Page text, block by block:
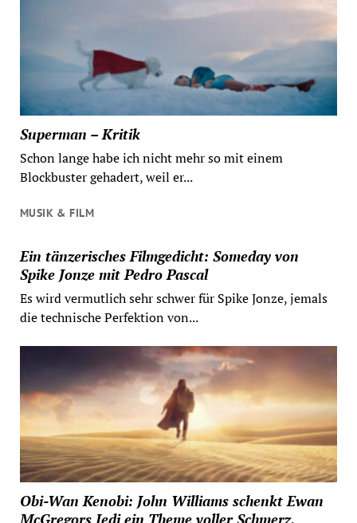
Superman – Kritik
Schon lange habe ich nicht mehr so mit einem
Blockbuster gehadert, weil er...
MUSIK & FILM
Ein tänzerisches Filmgedicht: Someday von
Spike Jonze mit Pedro Pascal
Es wird vermutlich sehr schwer für Spike Jonze, jemals
die technische Perfektion von...
Obi-Wan Kenobi: John Williams schenkt Ewan
McGregors Jedi ein Theme voller Schmerz,